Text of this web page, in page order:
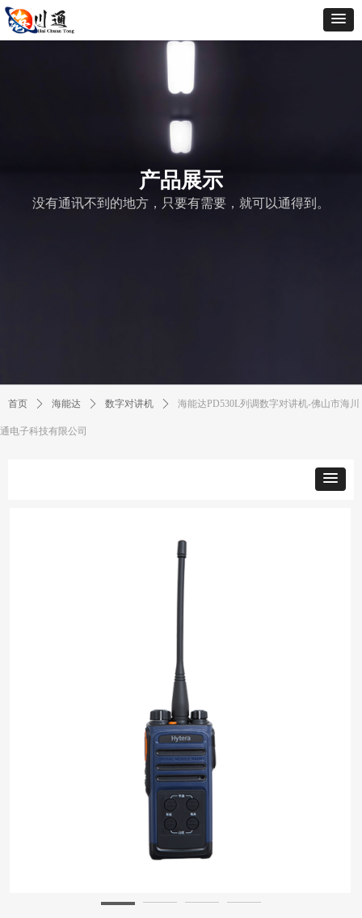
首页 ꄲ 海能达 ꄲ 数字对讲机 ꄲ 海能达PD530L列调数字对讲机-佛山市海川
通电子科技有限公司
产品展示
没有通讯不到的地方，只要有需要，就可以通得到。